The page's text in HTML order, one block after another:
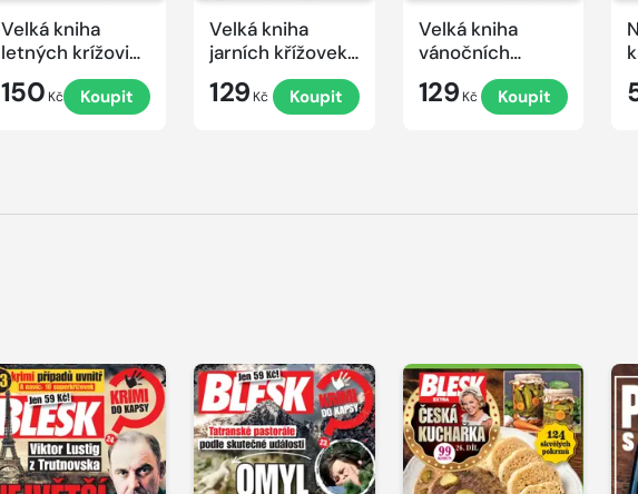
Velká kniha
letných krížoviek
s TV JOJ 2026
150 Kč Koupit
Velká kniha
jarních křížovek
129 Kč Koupit
Velká kniha
vánočních
křížovek 2025
129 Kč Koupit